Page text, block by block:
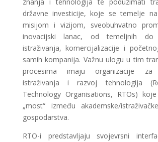
državne investicije, koje se temelje
misijom i vizijom, sveobuhvatno
inovacijski lanac, od temeljnih do
istraživanja, komercijalizacije i
samih kompanija. Važnu ulogu u tim
procesima imaju organizacije za
istraživanja i razvoj tehnologija
Technology Organisations, RTOs)
„most“ između akademske/
gospodarstva.
RTO-i predstavljaju svojevrsni